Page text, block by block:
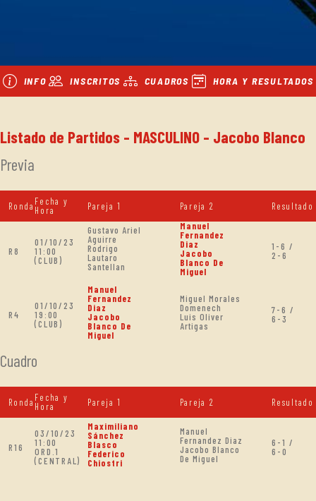
INFO INSCRITOS CUADROS HORA Y RESULTADOS
Listado de Partidos - MASCULINO - Jacobo Blanco
Previa
Ronda Fecha y
Hora
Pareja 1 Pareja 2 Resultado
R8
01/10/23
11:00
(CLUB)
Gustavo Ariel
Aguirre
Rodrigo
Lautaro
Santellan
Manuel
Fernandez
Diaz
Jacobo
Blanco De
Miguel
1-6 /
2-6
R4
01/10/23
19:00
(CLUB)
Manuel
Fernandez
Diaz
Jacobo
Blanco De
Miguel
Miguel Morales
Domenech
Luis Oliver
Artigas
7-6 /
6-3
Cuadro
Ronda Fecha y
Hora
Pareja 1 Pareja 2 Resultado
R16
03/10/23
11:00
ORD.1
(CENTRAL)
Maximiliano
Sánchez
Blasco
Federico
Chiostri
Manuel
Fernandez Diaz
Jacobo Blanco
De Miguel
6-1 /
6-0